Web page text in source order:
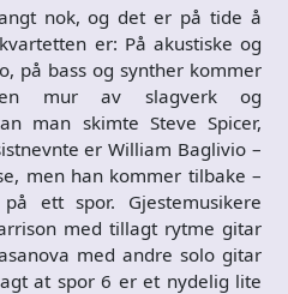
nok, og det er på tide å
er: På akustiske og
på bass og synther kommer
mur av slagverk og
man skimte Steve Spicer,
er William Baglivio –
men han kommer tilbake –
ett spor. Gjestemusikere
med tillagt rytme gitar
med andre solo gitar
at spor 6 er et nydelig lite